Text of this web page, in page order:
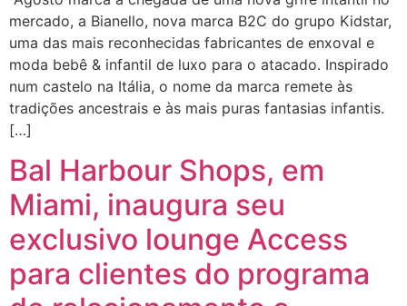
mercado, a Bianello, nova marca B2C do grupo Kidstar,
uma das mais reconhecidas fabricantes de enxoval e
moda bebê & infantil de luxo para o atacado. Inspirado
num castelo na Itália, o nome da marca remete às
tradições ancestrais e às mais puras fantasias infantis.
[…]
Bal Harbour Shops, em
Miami, inaugura seu
exclusivo lounge Access
para clientes do programa